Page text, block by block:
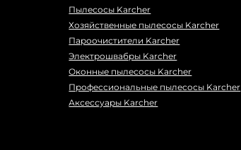
Пылесосы Karcher
Хозяйственные пылесосы Karcher
Пароочистители Karcher
Электрошвабры Karcher
Оконные пылесосы Karcher
Профессиональные пылесосы Karcher
Аксессуары Karcher